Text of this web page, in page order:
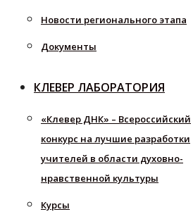
Новости регионального этапа
Документы
КЛЕВЕР ЛАБОРАТОРИЯ
«Клевер ДНК» – Всероссийский
конкурс на лучшие разработки
учителей в области духовно-
нравственной культуры
Курсы